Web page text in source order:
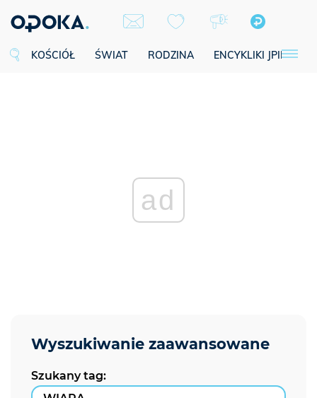
KOŚCIÓŁ ŚWIAT RODZINA ENCYKLIKI JPII
ad
Szukany tag: